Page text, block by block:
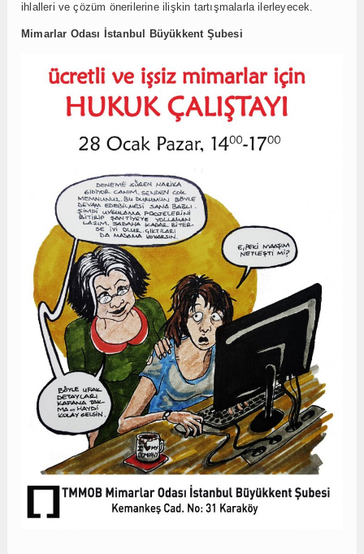
ihlalleri ve çözüm önerilerine ilişkin tartışmalarla ilerleyecek.
Mimarlar Odası İstanbul Büyükkent Şubesi